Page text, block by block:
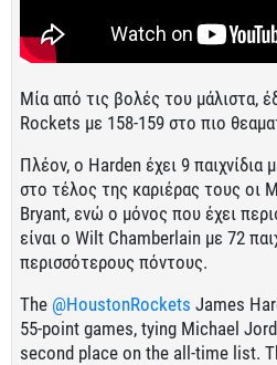
Μία από τις βολές του μάλιστα,
Rockets με 158-159 στο πιο
Πλέον, ο Harden έχει 9 παιχνίδια
στο τέλος της καριέρας τους οι
Bryant, ενώ ο μόνος που έχει
είναι ο Wilt Chamberlain με 72
περισσότερους πόντους.
The @HoustonRockets James
55-point games, tying Michael
second place on the all-time list.